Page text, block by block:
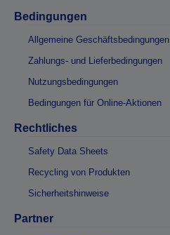
Bedingungen
Allgemeine Geschäftsbedingungen
Zahlungs- und Lieferbedingungen
Nutzungsbedingungen
Bedingungen für Online-Aktionen
Rechtliches
Safety Data Sheets
Recycling von Produkten
Sicherheitshinweise
Partner